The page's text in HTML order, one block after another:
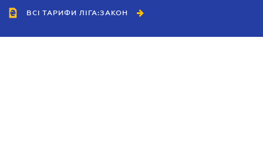
ВСІ ТАРИФИ ЛІГА:ЗАКОН